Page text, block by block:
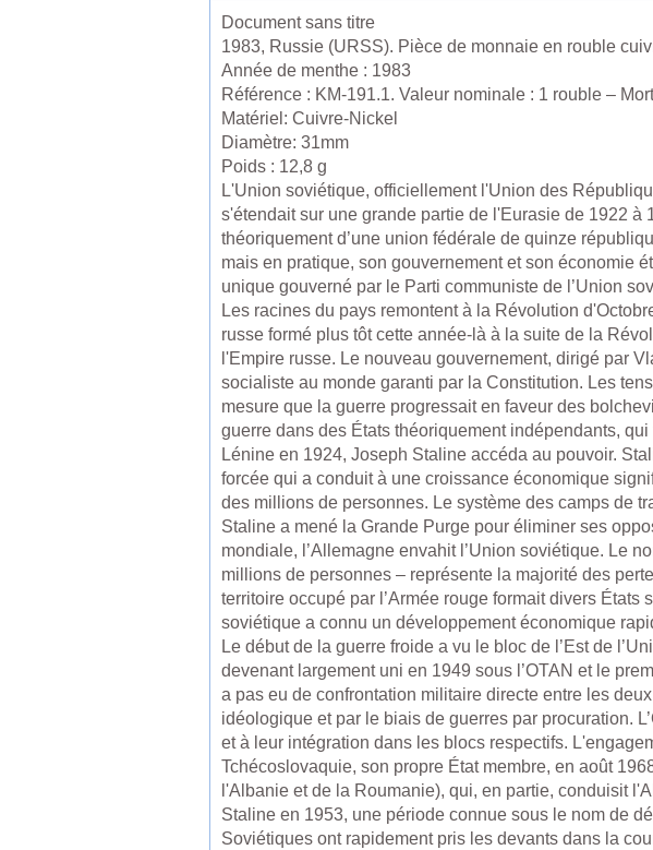
Document sans titre
1983, Russie (URSS). Pièce de monnaie en rouble
Année de menthe : 1983
Référence : KM-191.1. Valeur nominale : 1 rouble –
Matériel: Cuivre-Nickel
Diamètre: 31mm
Poids : 12,8 g
L'Union soviétique, officiellement l'Union des
s'étendait sur une grande partie de l'Eurasie de 1922 à
théoriquement d’une union fédérale de quinze
mais en pratique, son gouvernement et son économie
unique gouverné par le Parti communiste de l’Union
Les racines du pays remontent à la Révolution
russe formé plus tôt cette année-là à la suite de la
l'Empire russe. Le nouveau gouvernement, dirigé par
socialiste au monde garanti par la Constitution. Les
mesure que la guerre progressait en faveur des
guerre dans des États théoriquement indépendants,
Lénine en 1924, Joseph Staline accéda au pouvoir.
forcée qui a conduit à une croissance économique
des millions de personnes. Le système des camps de
Staline a mené la Grande Purge pour éliminer ses
mondiale, l’Allemagne envahit l’Union soviétique. Le
millions de personnes – représente la majorité des
territoire occupé par l’Armée rouge formait divers
soviétique a connu un développement économique
Le début de la guerre froide a vu le bloc de l’Est de
devenant largement uni en 1949 sous l’OTAN et le
a pas eu de confrontation militaire directe entre les
idéologique et par le biais de guerres par procuration.
et à leur intégration dans les blocs respectifs.
Tchécoslovaquie, son propre État membre, en août
l'Albanie et de la Roumanie), qui, en partie, conduisit
Staline en 1953, une période connue sous le nom de
Soviétiques ont rapidement pris les devants dans la